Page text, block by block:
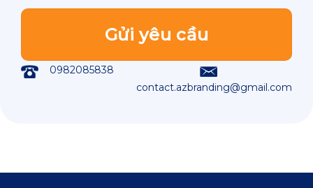
0982085838
contact.azbranding@gmail.com